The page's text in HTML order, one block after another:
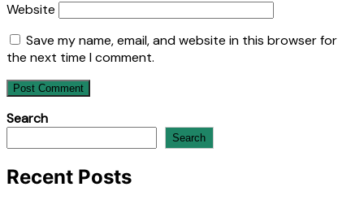
Website
Save my name, email, and website in this browser for
the next time I comment.
Search
Search
Recent Posts